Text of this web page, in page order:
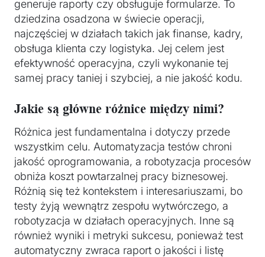
generuje raporty czy obsługuje formularze. To
dziedzina osadzona w świecie operacji,
najczęściej w działach takich jak finanse, kadry,
obsługa klienta czy logistyka. Jej celem jest
efektywność operacyjna, czyli wykonanie tej
samej pracy taniej i szybciej, a nie jakość kodu.
Jakie są główne różnice między nimi?
Różnica jest fundamentalna i dotyczy przede
wszystkim celu. Automatyzacja testów chroni
jakość oprogramowania, a robotyzacja procesów
obniża koszt powtarzalnej pracy biznesowej.
Różnią się też kontekstem i interesariuszami, bo
testy żyją wewnątrz zespołu wytwórczego, a
robotyzacja w działach operacyjnych. Inne są
również wyniki i metryki sukcesu, ponieważ test
automatyczny zwraca raport o jakości i listę